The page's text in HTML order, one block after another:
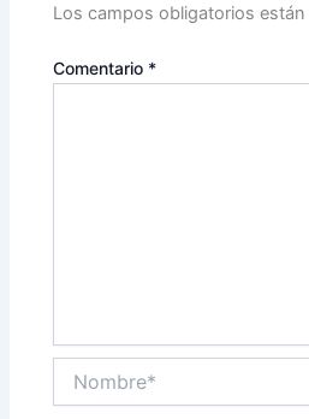
Los campos obligatorios
Comentario *